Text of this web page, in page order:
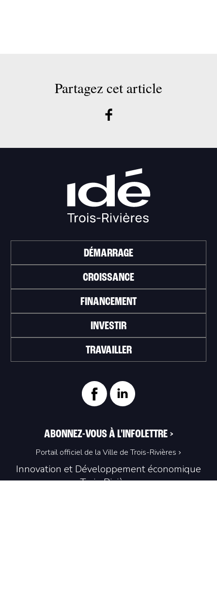
Partagez cet article
Innovation et Développement économique
Trois‑Rivières
DÉMARRAGE
CROISSANCE
FINANCEMENT
INVESTIR
TRAVAILLER
ABONNEZ-VOUS À L'INFOLETTRE >
Portail officiel de la Ville de Trois-Rivières